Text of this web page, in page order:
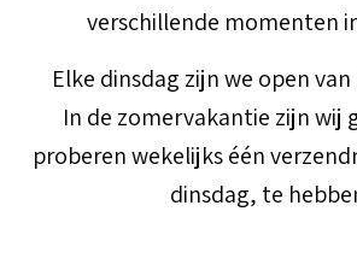
verschillende momenten
Elke dinsdag zijn we open
In de zomervakantie zijn wij
proberen wekelijks één
dinsdag, te